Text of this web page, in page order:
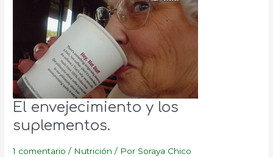
El envejecimiento y los
suplementos.
1 comentario / Nutrición / Por Soraya Chico